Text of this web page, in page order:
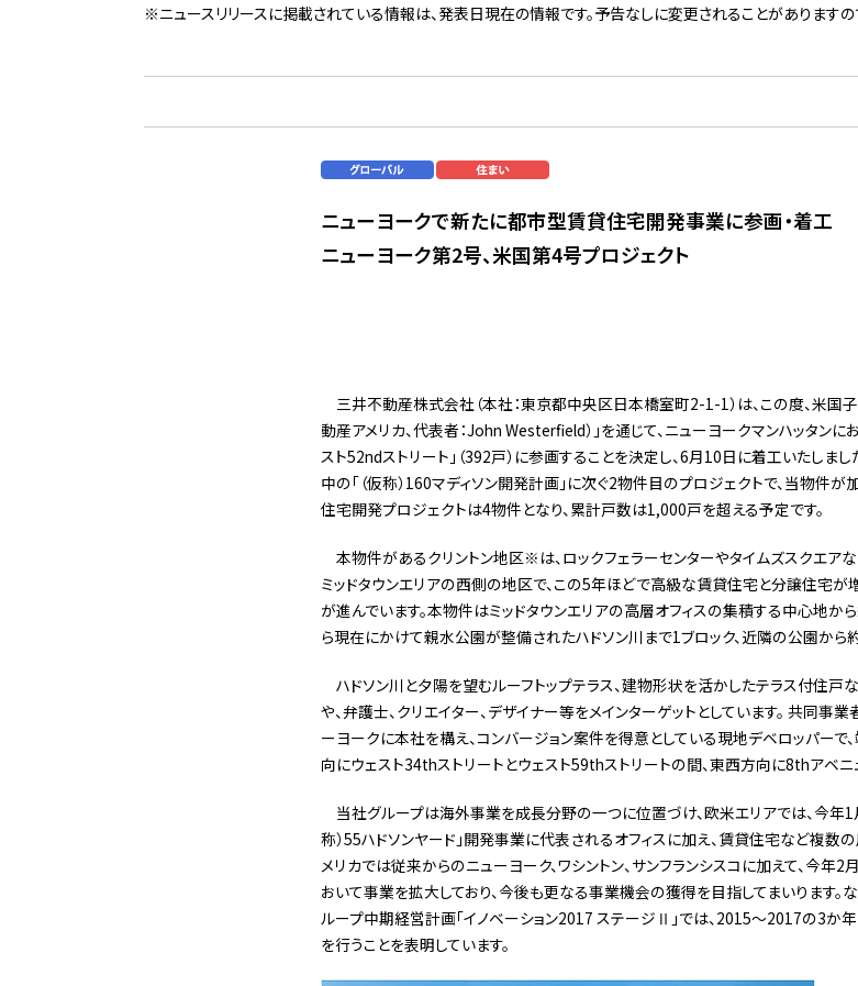
※ニュースリリースに掲載されている情報は、発表日現在の情報です。予告なしに変更されることがありますの
ニューヨークで新たに都市型賃貸住宅開発事業に参画・着工
ニューヨーク第2号、米国第4号プロジェクト
三井不動産株式会社（本社：東京都中央区日本橋室町2-1-1）は、この度、米
動産アメリカ、代表者：John Westerfield）」を通じて、ニューヨークマンハッタンに
スト52ndストリート」（392戸）に参画することを決定し、6月10日に着工いたしま
中の「（仮称）160マディソン開発計画」に次ぐ2物件目のプロジェクトで、当物件
住宅開発プロジェクトは4物件となり、累計戸数は1,000戸を超える予定です。
本物件があるクリントン地区※は、ロックフェラーセンターやタイムズスクエ
ミッドタウンエリアの西側の地区で、この5年ほどで高級な賃貸住宅と分譲住宅
が進んでいます。本物件はミッドタウンエリアの高層オフィスの集積する中心地か
ら現在にかけて親水公園が整備されたハドソン川まで1ブロック、近隣の公園から
ハドソン川と夕陽を望むルーフトップテラス、建物形状を活かしたテラス付住戸
や、弁護士、クリエイター、デザイナー等をメインターゲットとしています。 共同
ーヨークに本社を構え、コンバージョン案件を得意としている現地デベロッパー
向にウェスト34thストリートとウェスト59thストリートの間、東西方向に8thアベ
当社グループは海外事業を成長分野の一つに位置づけ、欧米エリアでは、今年1
称）55ハドソンヤード」開発事業に代表されるオフィスに加え、賃貸住宅など複数
メリカでは従来からのニューヨーク、ワシントン、サンフランシスコに加えて、今
おいて事業を拡大しており、今後も更なる事業機会の獲得を目指してまいります
ループ中期経営計画「イノベーション2017 ステージⅡ」では、2015～2017の3か
を行うことを表明しています。